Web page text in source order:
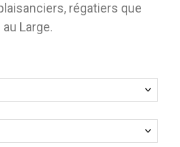
régatiers que
Large.